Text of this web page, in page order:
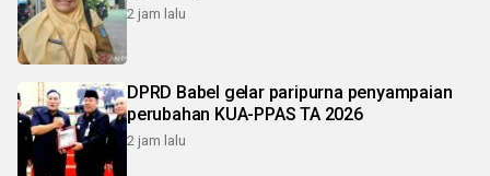
2 jam lalu
DPRD Babel gelar paripurna penyampaian
perubahan KUA-PPAS TA 2026
2 jam lalu